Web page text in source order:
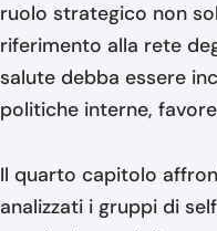
ruolo strategico non
riferimento alla rete
salute debba essere
politiche interne,
Il quarto capitolo
analizzati i gruppi di